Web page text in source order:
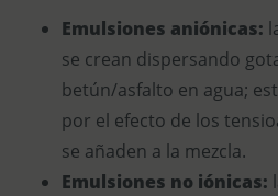
Emulsiones aniónicas:
se crean dispersando
betún/asfalto en agua;
por el efecto de los
se añaden a la mezcla.
Emulsiones no iónicas: